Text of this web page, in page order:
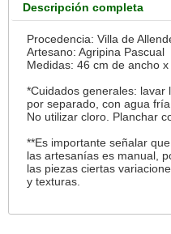
Descripción completa
Procedencia: Villa de
Artesano: Agripina Pascual
Medidas: 46 cm de ancho
*Cuidados generales:
por separado, con agua
No utilizar cloro. Planchar
**Es importante señalar
las artesanías es manual,
las piezas ciertas
y texturas.